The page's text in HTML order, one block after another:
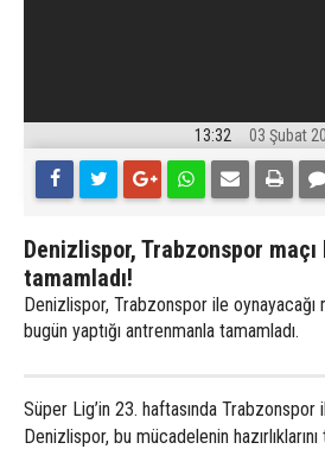
13:32 03 Şubat
Denizlispor, Trabzonspor maçı
tamamladı!
Denizlispor, Trabzonspor ile oynayacağı
bugün yaptığı antrenmanla tamamladı.
Süper Lig’in 23. haftasında Trabzonspor
Denizlispor, bu mücadelenin hazırlıklarını